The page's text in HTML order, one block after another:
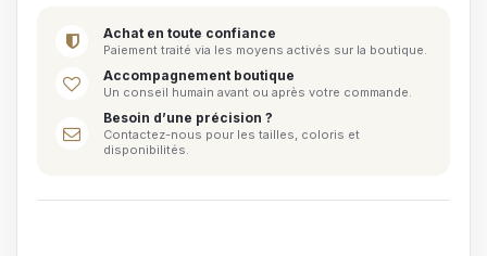
Achat en toute confiance
Paiement traité via les moyens activés sur la boutique.
Accompagnement boutique
Un conseil humain avant ou après votre commande.
Besoin d’une précision ?
Contactez-nous pour les tailles, coloris et
disponibilités.